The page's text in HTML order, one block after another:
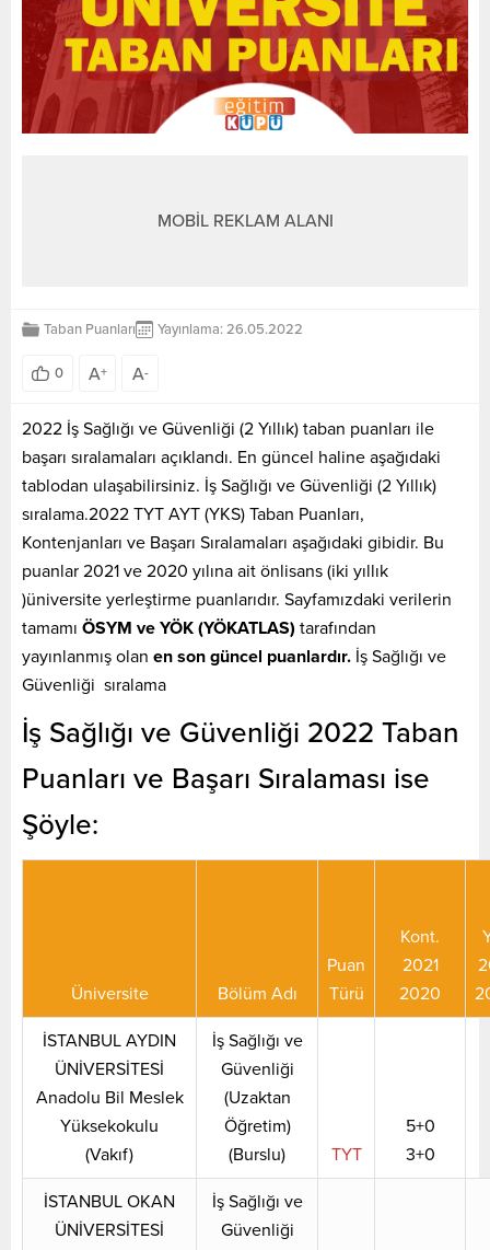
MOBİL REKLAM ALANI
Taban Puanları Yayınlama: 26.05.2022
0 A+ A-
2022 İş Sağlığı ve Güvenliği (2 Yıllık) taban puanları ile
başarı sıralamaları açıklandı. En güncel haline aşağıdaki
tablodan ulaşabilirsiniz. İş Sağlığı ve Güvenliği (2 Yıllık)
sıralama.2022 TYT AYT (YKS) Taban Puanları,
Kontenjanları ve Başarı Sıralamaları aşağıdaki gibidir. Bu
puanlar 2021 ve 2020 yılına ait önlisans (iki yıllık
)üniversite yerleştirme puanlarıdır. Sayfamızdaki verilerin
tamamı ÖSYM ve YÖK (YÖKATLAS) tarafından
yayınlanmış olan en son güncel puanlardır. İş Sağlığı ve
Güvenliği sıralama
İş Sağlığı ve Güvenliği 2022 Taban
Puanları ve Başarı Sıralaması ise
Şöyle:
Üniversite Bölüm Adı
Puan
Türü
Kont.
2021
2020
İSTANBUL AYDIN
ÜNİVERSİTESİ
Anadolu Bil Meslek
Yüksekokulu
(Vakıf)
İş Sağlığı ve
Güvenliği
(Uzaktan
Öğretim)
(Burslu)
TYT
5+0
3+0
İSTANBUL OKAN
ÜNİVERSİTESİ
İş Sağlığı ve
Güvenliği